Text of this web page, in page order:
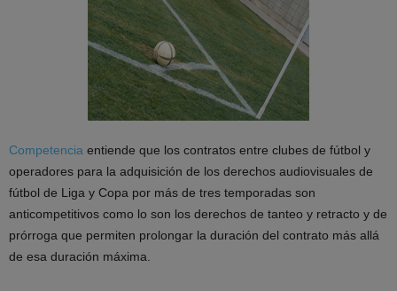
Competencia entiende que los contratos entre clubes de fútbol y
operadores para la adquisición de los derechos audiovisuales de
fútbol de Liga y Copa por más de tres temporadas son
anticompetitivos como lo son los derechos de tanteo y retracto y de
prórroga que permiten prolongar la duración del contrato más allá
de esa duración máxima.